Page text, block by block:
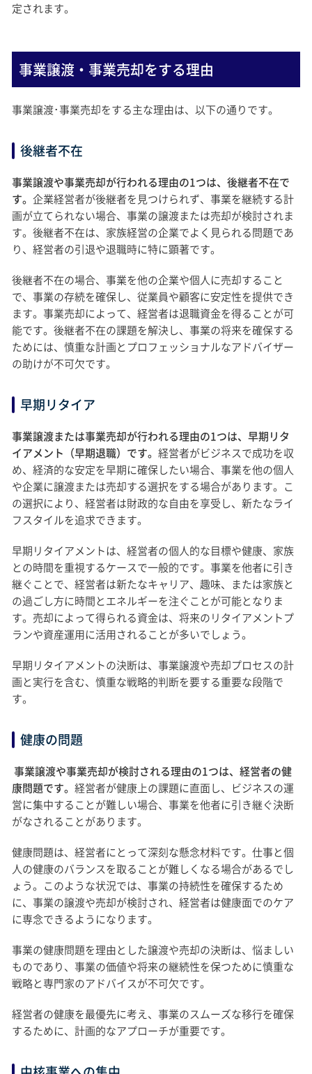
定されます。
事業譲渡・事業売却をする理由
事業譲渡･事業売却をする主な理由は、以下の通りです。
後継者不在
事業譲渡や事業売却が行われる理由の1つは、後継者不在で
す。企業経営者が後継者を見つけられず、事業を継続する計
画が立てられない場合、事業の譲渡または売却が検討されま
す。後継者不在は、家族経営の企業でよく見られる問題であ
り、経営者の引退や退職時に特に顕著です。
後継者不在の場合、事業を他の企業や個人に売却すること
で、事業の存続を確保し、従業員や顧客に安定性を提供でき
ます。事業売却によって、経営者は退職資金を得ることが可
能です。後継者不在の課題を解決し、事業の将来を確保する
ためには、慎重な計画とプロフェッショナルなアドバイザー
の助けが不可欠です。
早期リタイア
事業譲渡または事業売却が行われる理由の1つは、早期リタ
イアメント（早期退職）です。経営者がビジネスで成功を収
め、経済的な安定を早期に確保したい場合、事業を他の個人
や企業に譲渡または売却する選択をする場合があります。こ
の選択により、経営者は財政的な自由を享受し、新たなライ
フスタイルを追求できます。
早期リタイアメントは、経営者の個人的な目標や健康、家族
との時間を重視するケースで一般的です。事業を他者に引き
継ぐことで、経営者は新たなキャリア、趣味、または家族と
の過ごし方に時間とエネルギーを注ぐことが可能となりま
す。売却によって得られる資金は、将来のリタイアメントプ
ランや資産運用に活用されることが多いでしょう。
早期リタイアメントの決断は、事業譲渡や売却プロセスの計
画と実行を含む、慎重な戦略的判断を要する重要な段階で
す。
健康の問題
事業譲渡や事業売却が検討される理由の1つは、経営者の健
康問題です。経営者が健康上の課題に直面し、ビジネスの運
営に集中することが難しい場合、事業を他者に引き継ぐ決断
がなされることがあります。
健康問題は、経営者にとって深刻な懸念材料です。仕事と個
人の健康のバランスを取ることが難しくなる場合があるでし
ょう。このような状況では、事業の持続性を確保するため
に、事業の譲渡や売却が検討され、経営者は健康面でのケア
に専念できるようになります。
事業の健康問題を理由とした譲渡や売却の決断は、悩ましい
ものであり、事業の価値や将来の継続性を保つために慎重な
戦略と専門家のアドバイスが不可欠です。
経営者の健康を最優先に考え、事業のスムーズな移行を確保
するために、計画的なアプローチが重要です。